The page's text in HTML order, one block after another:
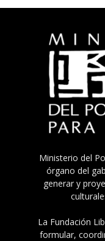
Ministerio del
órgano del
generar y
La Fundación
formular,